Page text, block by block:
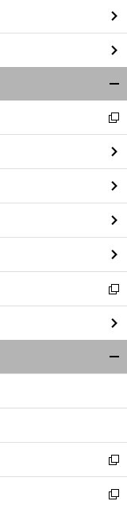
閉
る
新
し
い
ウ
ィ
ン
ド
ウ
で
開
く
新
し
い
ウ
ィ
ン
ウ
開
く
新
し
い
新